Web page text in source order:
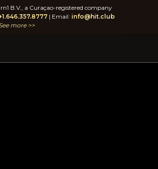
B.V., a Curaçao-registered company
| Email: info@hit.club
more >>